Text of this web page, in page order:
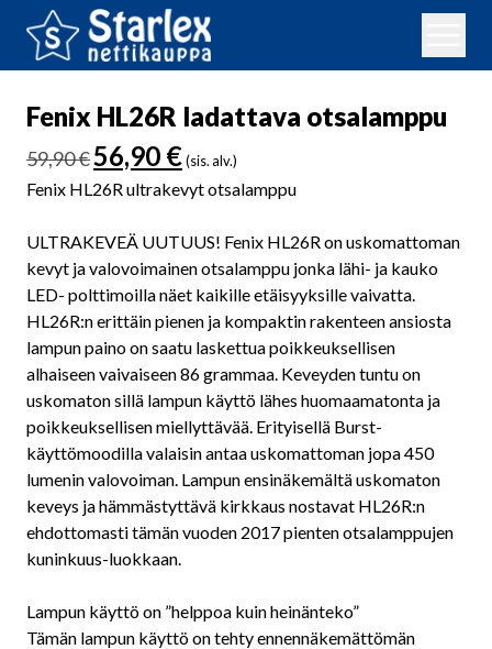
Fenix HL26R ladattava otsalamppu
59,90€ Alkuperäinen
hinta
oli:
56,90 €Nykyinen
hinta
on:
(sis. alv.)
Fenix HL26R ultrakevyt otsalamppu
ULTRAKEVEÄ UUTUUS! Fenix HL26R on uskomattoman
kevyt ja valovoimainen otsalamppu jonka lähi- ja kauko
LED- polttimoilla näet kaikille etäisyyksille vaivatta.
HL26R:n erittäin pienen ja kompaktin rakenteen ansiosta
lampun paino on saatu laskettua poikkeuksellisen
alhaiseen vaivaiseen 86 grammaa. Keveyden tuntu on
uskomaton sillä lampun käyttö lähes huomaamatonta ja
poikkeuksellisen miellyttävää. Erityisellä Burst-
käyttömoodilla valaisin antaa uskomattoman jopa 450
lumenin valovoiman. Lampun ensinäkemältä uskomaton
keveys ja hämmästyttävä kirkkaus nostavat HL26R:n
ehdottomasti tämän vuoden 2017 pienten otsalamppujen
kuninkuus-luokkaan.
Lampun käyttö on ”helppoa kuin heinänteko”
Tämän lampun käyttö on tehty ennennäkemättömän